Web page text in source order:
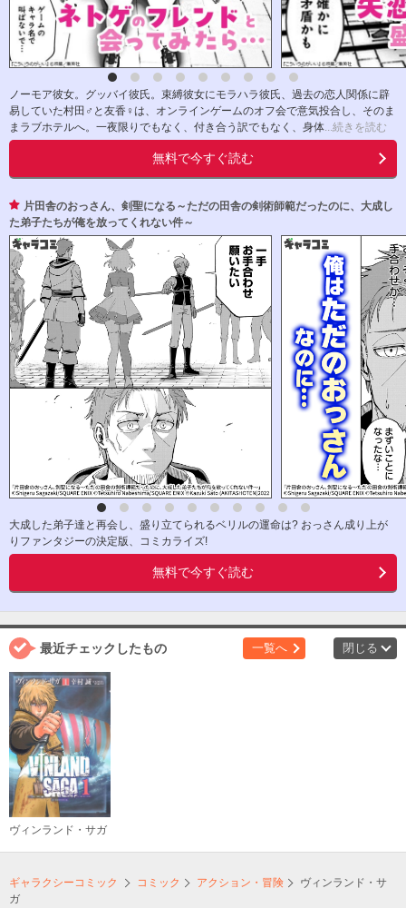
ノーモア彼女。グッバイ彼氏。束縛彼女にモラハラ彼氏、過去の恋人関係に辟
易していた村田♂と友香♀は、オンラインゲームのオフ会で意気投合し、そのま
まラブホテルへ。一夜限りでもなく、付き合う訳でもなく、身体...続きを読む
無料で今すぐ読む
片田舎のおっさん、剣聖になる～ただの田舎の剣術師範だったのに、大成し
た弟子たちが俺を放ってくれない件～
大成した弟子達と再会し、盛り立てられるベリルの運命は? おっさん成り上が
りファンタジーの決定版、コミカライズ!
無料で今すぐ読む
最近チェックしたもの 一覧へ 閉じる
ヴィンランド・サガ
ギャラクシーコミック コミック アクション・冒険
ヴィンランド・サ
ガ